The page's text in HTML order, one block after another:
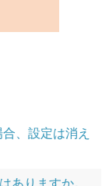
、設定は消え
ありますか。